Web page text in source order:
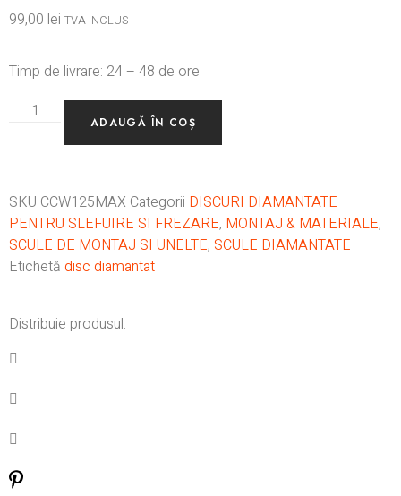
99,00 lei TVA INCLUS
Timp de livrare: 24 – 48 de ore
ADAUGĂ ÎN COȘ
SKU CCW125MAX Categorii DISCURI DIAMANTATE
PENTRU SLEFUIRE SI FREZARE, MONTAJ & MATERIALE,
SCULE DE MONTAJ SI UNELTE, SCULE DIAMANTATE
Etichetă disc diamantat
Distribuie produsul: